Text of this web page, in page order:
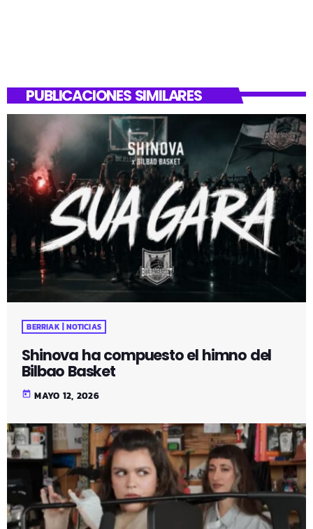
PUBLICACIONES SIMILARES
BERRIAK | NOTICIAS
Shinova ha compuesto el himno del
Bilbao Basket
today MAYO 12, 2026